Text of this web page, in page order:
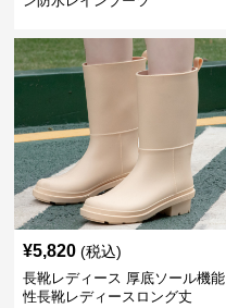
¥5,820 (税込)
長靴レディース 厚底ソール機能
性長靴レディースロング丈